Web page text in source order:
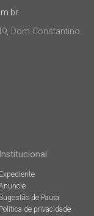
Dom Constantino.
Institucional
Expediente
de Pauta
Política de privacidade